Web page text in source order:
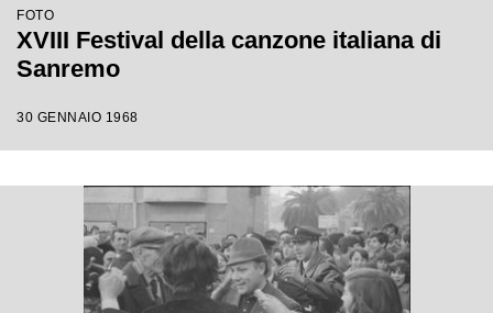
FOTO
XVIII Festival della canzone italiana di
Sanremo
30 GENNAIO 1968